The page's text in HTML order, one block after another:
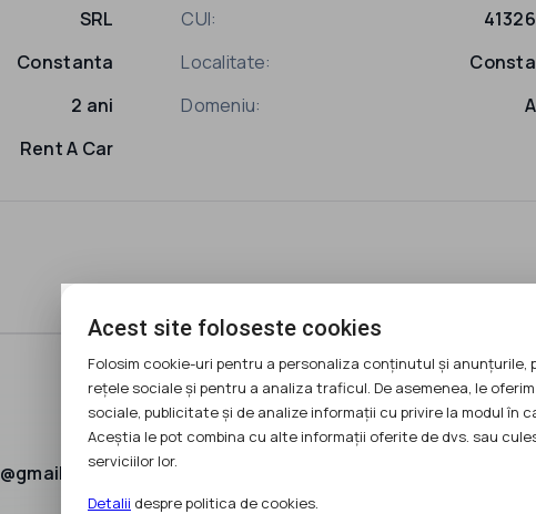
SRL CUI:
Constanta Localitate:
2 ani Domeniu:
Rent A Car
Telefon: 0723147902
Acest site foloseste cookies
Folosim cookie-uri pentru a personaliza conținutul și
rețele sociale și pentru a analiza traficul. De asemenea, le
sociale, publicitate și de analize informații cu privire la modul în
Aceștia le pot combina cu alte informații oferite de dvs. sau
serviciilor lor.
Detalii despre politica de cookies.